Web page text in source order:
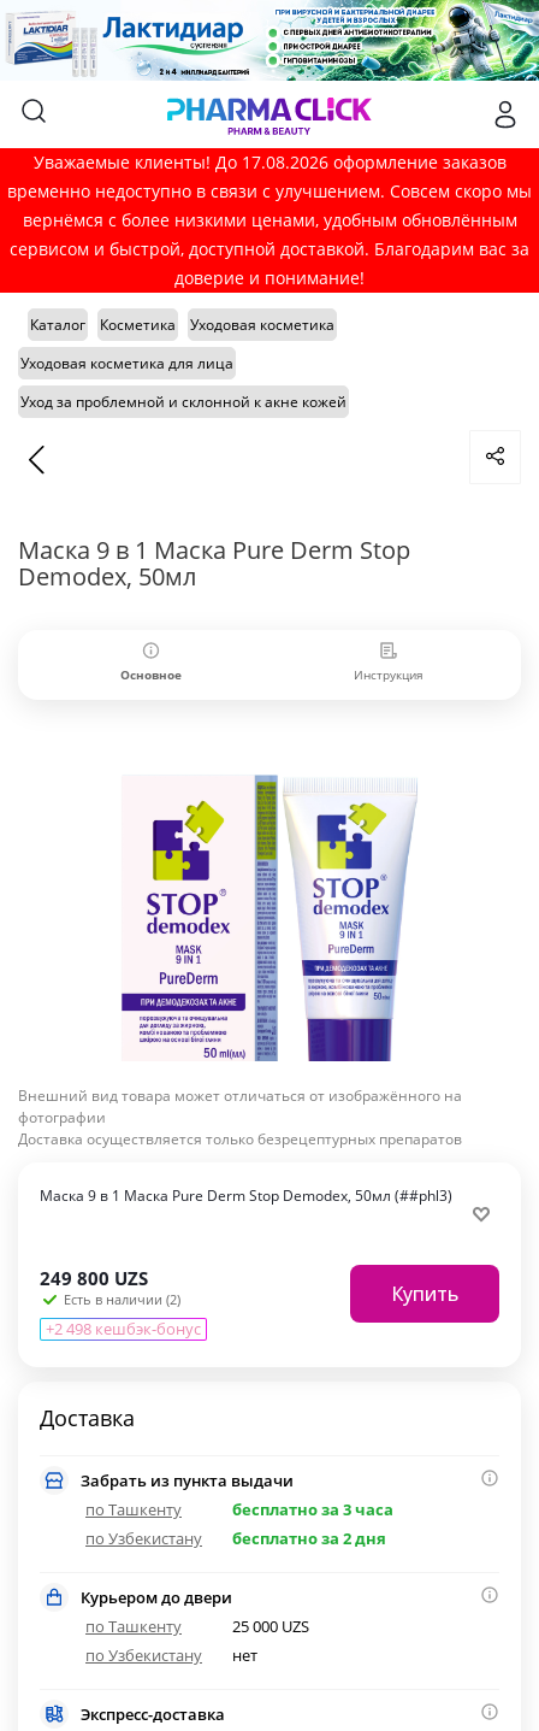
Уважаемые клиенты! До 17.08.2026 оформление заказов
временно недоступно в связи с улучшением. Совсем скоро мы
вернёмся с более низкими ценами, удобным обновлённым
сервисом и быстрой, доступной доставкой. Благодарим вас за
доверие и понимание!
Каталог Косметика
Уходовая косметика
Уходовая косметика для лица
Уход за проблемной и склонной к акне кожей
Маска 9 в 1 Маска Pure Derm Stop
Demodex, 50мл
Основное Инструкция
Внешний вид товара может отличаться от изображённого на
фотографии
Доставка осуществляется только безрецептурных препаратов
Маска 9 в 1 Маска Pure Derm Stop Demodex, 50мл (##phl3)
249 800 UZS
Есть в наличии (2)
+2 498 кешбэк-бонус
Купить
Доставка
Забрать из пункта выдачи
по Ташкенту
бесплатно за 3 часа
по Узбекистану
бесплатно за 2 дня
Курьером до двери
по Ташкенту
25 000 UZS
по Узбекистану
нет
Экспресс-доставка